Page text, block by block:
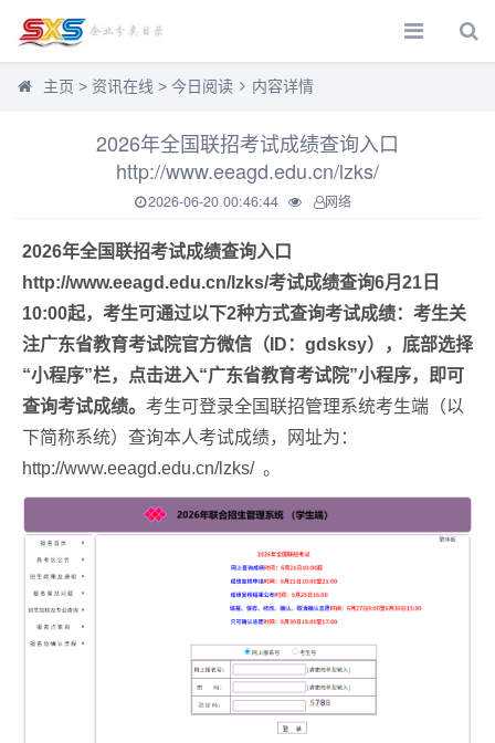
主页 > 资讯在线 > 今日阅读 内容详情
2026年全国联招考试成绩查询入口
http://www.eeagd.edu.cn/lzks/
2026-06-20 00:46:44 网络
2026年全国联招考试成绩查询入口
http://www.eeagd.edu.cn/lzks/考试成绩查询6月21日
10:00起，考生可通过以下2种方式查询考试成绩：考生关
注广东省教育考试院官方微信（ID：gdsksy），底部选择
“小程序”栏，点击进入“广东省教育考试院”小程序，即可
查询考试成绩。 考生可登录全国联招管理系统考生端（以
下简称系统）查询本人考试成绩，网址为：
http://www.eeagd.edu.cn/lzks/ 。